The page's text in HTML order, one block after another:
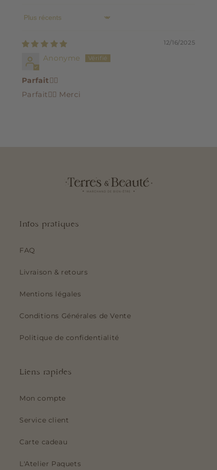
Sort by
12/16/2025
Anonyme
Parfait👍🏻
Parfait👍🏻 Merci
Infos pratiques
FAQ
Livraison & retours
Mentions légales
Conditions Générales de Vente
Politique de confidentialité
Liens rapides
Mon compte
Service client
Carte cadeau
L'Atelier Paquets